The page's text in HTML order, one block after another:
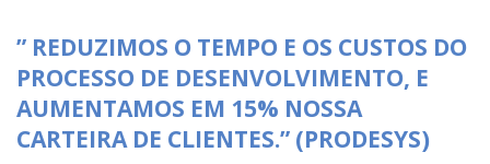
” REDUZIMOS O TEMPO E OS CUSTOS DO
PROCESSO DE DESENVOLVIMENTO, E
AUMENTAMOS EM 15% NOSSA
CARTEIRA DE CLIENTES.” (PRODESYS)